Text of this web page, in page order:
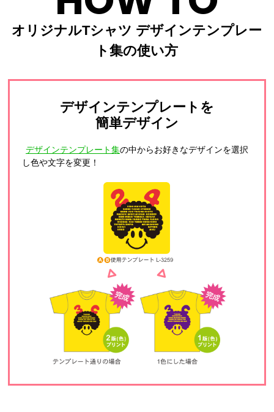
オリジナルTシャツ デザインテンプレー
ト集の使い方
デザインテンプレートを
簡単デザイン
デザインテンプレート集の中からお好きなデザインを選択
し色や文字を変更！